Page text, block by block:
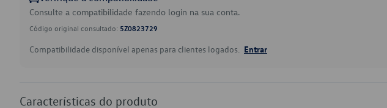
Consulte a compatibilidade fazendo login na sua conta.
Código original consultado: 5Z0823729
Compatibilidade disponível apenas para clientes logados. Entrar
Características do produto